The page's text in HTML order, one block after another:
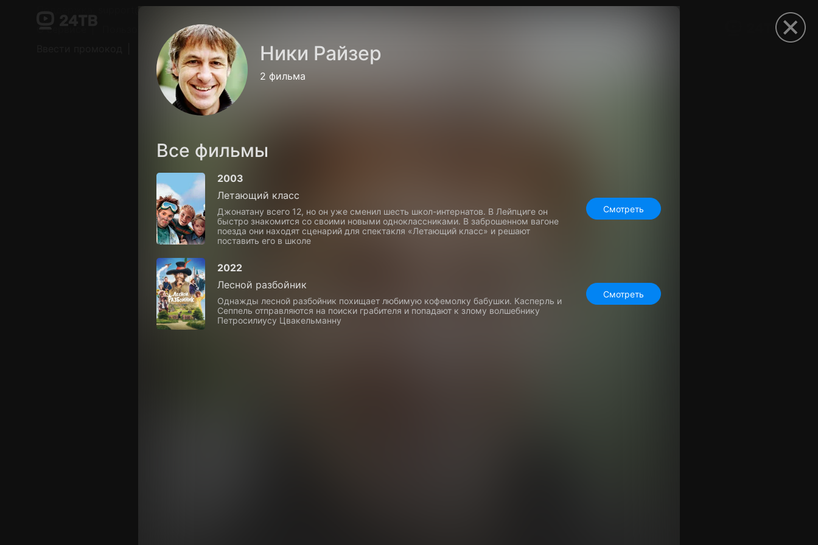
Ники Райзер
2 фильма
Все фильмы
2003
Летающий класс
Джонатану всего 12, но он уже сменил шесть школ-интернатов. В Лейпциге он
быстро знакомится со своими новыми одноклассниками. В заброшенном вагоне
поезда они находят сценарий для спектакля «Летающий класс» и решают
поставить его в школе
Смотреть
2022
Лесной разбойник
Однажды лесной разбойник похищает любимую кофемолку бабушки. Касперль и
Сеппель отправляются на поиски грабителя и попадают к злому волшебнику
Петросилиусу Цвакельманну
Смотреть
support@24h.tv
Пользовательское соглашение
Установить на ТВ Бесплатные каналы Контакты